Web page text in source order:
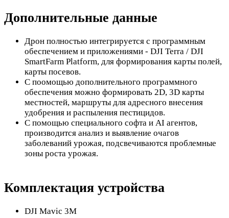
Дополнительные данные
Дрон полностью интегрируется с программным
обеспечением и приложениями - DJI Terra / DJI
SmartFarm Platform, для формирования карты полей,
карты посевов.
С поомощью дополнительного программного
обеспечения можно формировать 2D, 3D карты
местностей, маршруты для адресного внесения
удобрения и распыления пестицидов.
С помощью специального софта и AI агентов,
производится анализ и выявление очагов
заболеваний урожая, подсвечиваются проблемные
зоны роста урожая.
Комплектация устройства
DJI Mavic 3M